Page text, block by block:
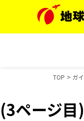
TOP ガ
(3ページ